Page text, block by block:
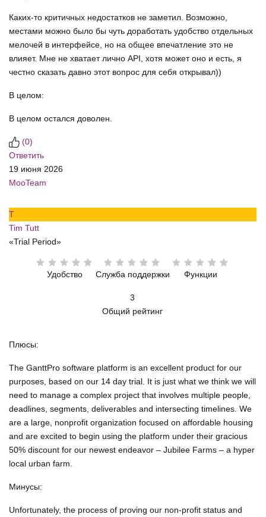
Каких-то критичных недостатков не заметил. Возможно,
местами можно было бы чуть доработать удобство отдельных
мелочей в интерфейсе, но на общее впечатление это не
влияет. Мне не хватает лично API, хотя может оно и есть, я
честно сказать давно этот вопрос для себя открывал))
В целом:
В целом остался доволен.
(0)
Ответить
19 июня 2026
MooTeam
T
Tim Tutt
«Trial Period»
Удобство Служба поддержки Функции
3
Общий рейтинг
Плюсы:
The GanttPro software platform is an excellent product for our
purposes, based on our 14 day trial. It is just what we think we will
need to manage a complex project that involves multiple people,
deadlines, segments, deliverables and intersecting timelines. We
are a large, nonprofit organization focused on affordable housing
and are excited to begin using the platform under their gracious
50% discount for our newest endeavor – Jubilee Farms – a hyper
local urban farm.
Минусы:
Unfortunately, the process of proving our non-profit status and